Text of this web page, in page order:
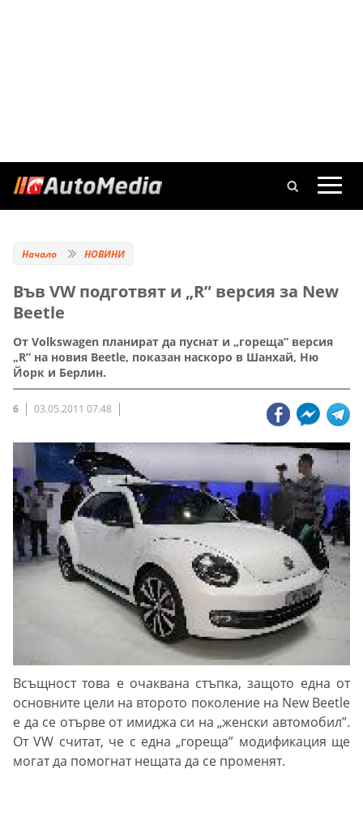
Начало НОВИНИ
Във VW подготвят и „R” версия за New
Beetle
От Volkswagen планират да пуснат и „гореща” версия
„R” на новия Beetle, показан наскоро в Шанхай, Ню
Йорк и Берлин.
6 03.05.2011 07:48
Всъщност това е очаквана стъпка, защото една от
основните цели на второто поколение на New Beetle
е да се отърве от имиджа си на „женски автомобил”.
От VW считат, че с една „гореща” модификация ще
могат да помогнат нещата да се променят.